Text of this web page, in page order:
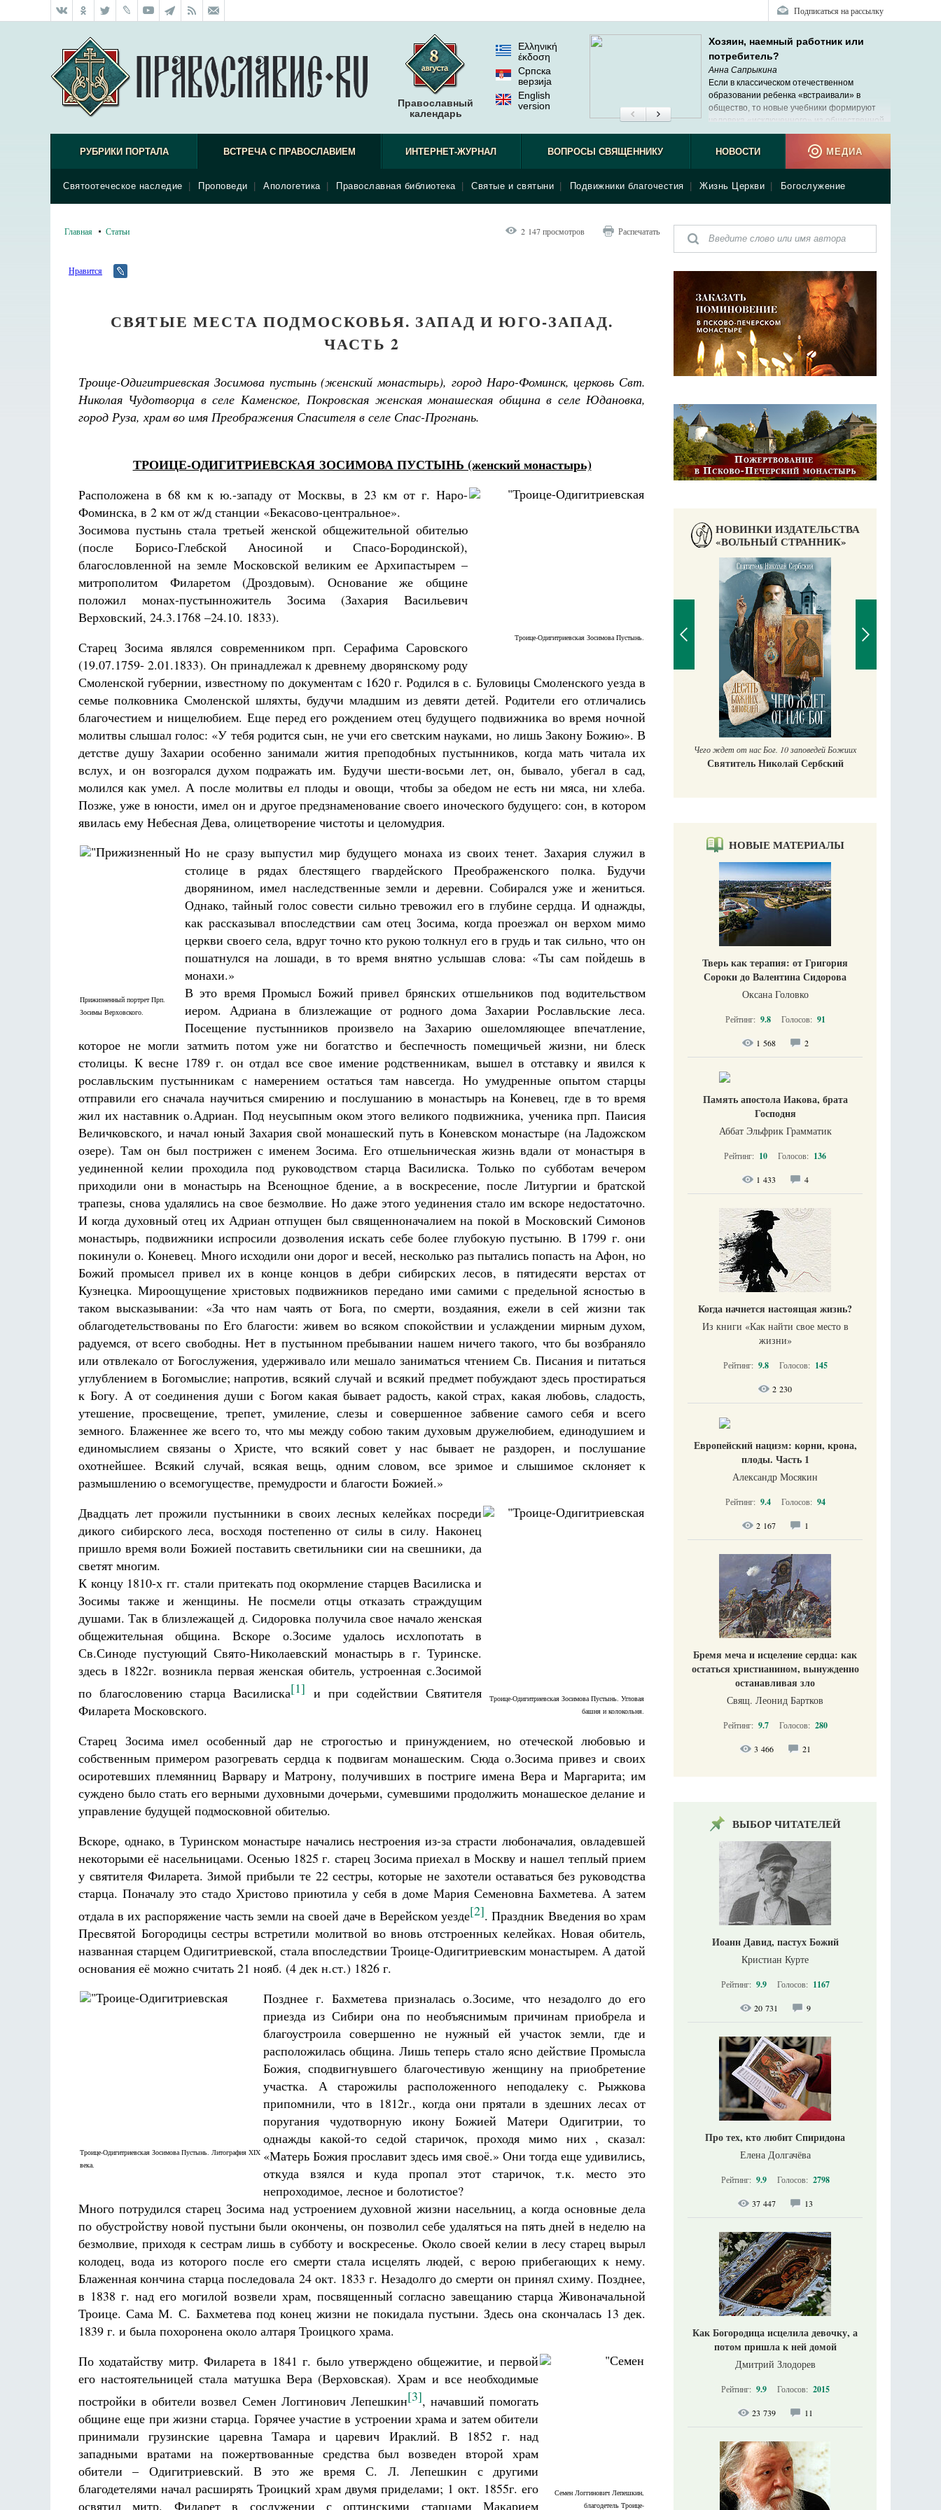
Подписаться на рассылку
Православный
календарь
Ελληνική
έκδοση
Српска
верзиjа
English
version
Хозяин, наемный работник или
потребитель?
Анна Сапрыкина
Если в классическом отечественном
образовании ребенка «встраивали» в
общество, то новые учебники формируют
человека «исключенного» из общественной,
реальной жизни.
РУБРИКИ ПОРТАЛА ВСТРЕЧА С ПРАВОСЛАВИЕМ
Святоотеческое наследие Проповеди Апологетика Православная библиотека Святые и святыни Подвижники благочестия Жизнь Церкви Богослужение
ИНТЕРНЕТ-ЖУРНАЛ ВОПРОСЫ СВЯЩЕННИКУ НОВОСТИ МЕДИА
Главная Статьи 2 147 просмотров Распечатать
Нравится
СВЯТЫЕ МЕСТА ПОДМОСКОВЬЯ. ЗАПАД И ЮГО-ЗАПАД.
ЧАСТЬ 2
Троице-Одигитриевская Зосимова пустынь (женский монастырь), город Наро-Фоминск, церковь Свт.
Николая Чудотворца в селе Каменское, Покровская женская монашеская община в селе Юдановка,
город Руза, храм во имя Преображения Спасителя в селе Спас-Прогнань.
ТРОИЦЕ-ОДИГИТРИЕВСКАЯ ЗОСИМОВА ПУСТЫНЬ (женский монастырь)
Троице-Одигитриевская Зосимова Пустынь.
Расположена в 68 км к ю.-западу от Москвы, в 23 км от г. Наро-
Фоминска, в 2 км от ж/д станции «Бекасово-центральное».
Зосимова пустынь стала третьей женской общежительной обителью
(после Борисо-Глебской Аносиной и Спасо-Бородинской),
благословленной на земле Московской великим ее Архипастырем –
митрополитом Филаретом (Дроздовым). Основание же общине
положил монах-пустынножитель Зосима (Захария Васильевич
Верховский, 24.3.1768 –24.10. 1833).
Старец Зосима являлся современником прп. Серафима Саровского
(19.07.1759- 2.01.1833). Он принадлежал к древнему дворянскому роду
Смоленской губернии, известному по документам с 1620 г. Родился в с. Буловицы Смоленского уезда в
семье полковника Смоленской шляхты, будучи младшим из девяти детей. Родители его отличались
благочестием и нищелюбием. Еще перед его рождением отец будущего подвижника во время ночной
молитвы слышал голос: «У тебя родится сын, не учи его светским науками, но лишь Закону Божию». В
детстве душу Захарии особенно занимали жития преподобных пустынников, когда мать читала их
вслух, и он возгорался духом подражать им. Будучи шести-восьми лет, он, бывало, убегал в сад,
молился как умел. А после молитвы ел плоды и овощи, чтобы за обедом не есть ни мяса, ни хлеба.
Позже, уже в юности, имел он и другое предзнаменование своего иноческого будущего: сон, в котором
явилась ему Небесная Дева, олицетворение чистоты и целомудрия.
Прижизненный портрет Прп.
Зосимы Верховского.
Но не сразу выпустил мир будущего монаха из своих тенет. Захария служил в
столице в рядах блестящего гвардейского Преображенского полка. Будучи
дворянином, имел наследственные земли и деревни. Собирался уже и жениться.
Однако, тайный голос совести сильно тревожил его в глубине сердца. И однажды,
как рассказывал впоследствии сам отец Зосима, когда проезжал он верхом мимо
церкви своего села, вдруг точно кто рукою толкнул его в грудь и так сильно, что он
пошатнулся на лошади, в то время внятно услышав слова: «Ты сам пойдешь в
монахи.»
В это время Промысл Божий привел брянских отшельников под водительством
иером. Адриана в близлежащие от родного дома Захарии Рославльские леса.
Посещение пустынников произвело на Захарию ошеломляющее впечатление,
которое не могли затмить потом уже ни богатство и беспечность помещичьей жизни, ни блеск
столицы. К весне 1789 г. он отдал все свое имение родственникам, вышел в отставку и явился к
рославльским пустынникам с намерением остаться там навсегда. Но умудренные опытом старцы
отправили его сначала научиться смирению и послушанию в монастырь на Коневец, где в то время
жил их наставник о.Адриан. Под неусыпным оком этого великого подвижника, ученика прп. Паисия
Величковского, и начал юный Захария свой монашеский путь в Коневском монастыре (на Ладожском
озере). Там он был пострижен с именем Зосима. Его отшельническая жизнь вдали от монастыря в
уединенной келии проходила под руководством старца Василиска. Только по субботам вечером
приходили они в монастырь на Всенощное бдение, а в воскресение, после Литургии и братской
трапезы, снова удалялись на свое безмолвие. Но даже этого уединения стало им вскоре недостаточно.
И когда духовный отец их Адриан отпущен был священноначалием на покой в Московский Симонов
монастырь, подвижники испросили дозволения искать себе более глубокую пустыню. В 1799 г. они
покинули о. Коневец. Много исходили они дорог и весей, несколько раз пытались попасть на Афон, но
Божий промысел привел их в конце концов в дебри сибирских лесов, в пятидесяти верстах от
Кузнецка. Мироощущение христовых подвижников передано ими самими с предельной ясностью в
таком высказывании: «За что нам чаять от Бога, по смерти, воздаяния, ежели в сей жизни так
облагодетельствованы по Его благости: живем во всяком спокойствии и услаждении мирным духом,
радуемся, от всего свободны. Нет в пустынном пребывании нашем ничего такого, что бы возбраняло
или отвлекало от Богослужения, удерживало или мешало заниматься чтением Св. Писания и питаться
углублением в Богомыслие; напротив, всякий случай и всякий предмет побуждают здесь простираться
к Богу. А от соединения души с Богом какая бывает радость, какой страх, какая любовь, сладость,
утешение, просвещение, трепет, умиление, слезы и совершенное забвение самого себя и всего
земного. Блаженнее же всего то, что мы между собою таким духовым дружелюбием, единодушием и
единомыслием связаны о Христе, что всякий совет у нас бывает не раздорен, и послушание
охотнейшее. Всякий случай, всякая вещь, одним словом, все зримое и слышимое склоняет к
размышлению о всемогуществе, премудрости и благости Божией.»
Троице-Одигитриевская Зосимова Пустынь. Угловая
башня и колокольня.
Двадцать лет прожили пустынники в своих лесных келейках посреди
дикого сибирского леса, восходя постепенно от силы в силу. Наконец
пришло время воли Божией поставить светильники сии на свешники, да
светят многим.
К концу 1810-х гг. стали притекать под окормление старцев Василиска и
Зосимы также и женщины. Не посмели отцы отказать страждущим
душами. Так в близлежащей д. Сидоровка получила свое начало женская
общежительная община. Вскоре о.Зосиме удалось исхлопотать в
Св.Синоде пустующий Свято-Николаевский монастырь в г. Туринске.
здесь в 1822г. возникла первая женская обитель, устроенная с.Зосимой
по благословению старца Василиска[1] и при содействии Святителя
Филарета Московского.
Старец Зосима имел особенный дар не строгостью и принуждением, но отеческой любовью и
собственным примером разогревать сердца к подвигам монашеским. Сюда о.Зосима привез и своих
осиротевших племянниц Варвару и Матрону, получивших в постриге имена Вера и Маргарита; им
суждено было стать его верными духовными дочерьми, сумевшими продолжить монашеское делание и
управление будущей подмосковной обителью.
Вскоре, однако, в Туринском монастыре начались нестроения из-за страсти любоначалия, овладевшей
некоторыми её насельницами. Осенью 1825 г. старец Зосима приехал в Москву и нашел теплый прием
у святителя Филарета. Зимой прибыли те 22 сестры, которые не захотели оставаться без руководства
старца. Поначалу это стадо Христово приютила у себя в доме Мария Семеновна Бахметева. А затем
отдала в их распоряжение часть земли на своей даче в Верейском уезде[2]. Праздник Введения во храм
Пресвятой Богородицы сестры встретили молитвой во вновь отстроенных келейках. Новая обитель,
названная старцем Одигитриевской, стала впоследствии Троице-Одигитриевским монастырем. А датой
основания её можно считать 21 нояб. (4 дек н.ст.) 1826 г.
Троице-Одигитриевская Зосимова Пустынь. Литография XIX
века.
Позднее г. Бахметева призналась о.Зосиме, что незадолго до его
приезда из Сибири она по необъяснимым причинам приобрела и
благоустроила совершенно не нужный ей участок земли, где и
расположилась община. Лишь теперь стало ясно действие Промысла
Божия, сподвигнувшего благочестивую женщину на приобретение
участка. А старожилы расположенного неподалеку с. Рыжкова
припомнили, что в 1812г., когда они прятали в здешних лесах от
поругания чудотворную икону Божией Матери Одигитрии, то
однажды какой-то седой старичок, проходя мимо них , сказал:
«Матерь Божия прославит здесь имя своё.» Они тогда еще удивились,
откуда взялся и куда пропал этот старичок, т.к. место это
непроходимое, лесное и болотистое?
Много потрудился старец Зосима над устроением духовной жизни насельниц, а когда основные дела
по обустройству новой пустыни были окончены, он позволил себе удаляться на пять дней в неделю на
безмолвие, приходя к сестрам лишь в субботу и воскресенье. Около своей келии в лесу старец вырыл
колодец, вода из которого после его смерти стала исцелять людей, с верою прибегающих к нему.
Блаженная кончина старца последовала 24 окт. 1833 г. Незадолго до смерти он принял схиму. Позднее,
в 1838 г. над его могилой возвели храм, посвященный согласно завещанию старца Живоначальной
Троице. Сама М. С. Бахметева под конец жизни не покидала пустыни. Здесь она скончалась 13 дек.
1839 г. и была похоронена около алтаря Троицкого храма.
Семен Логгинович Лепешкин,
благодетель Троице-
По ходатайству митр. Филарета в 1841 г. было утверждено общежитие, и первой
его настоятельницей стала матушка Вера (Верховская). Храм и все необходимые
постройки в обители возвел Семен Логгинович Лепешкин[3], начавший помогать
общине еще при жизни старца. Горячее участие в устроении храма и затем обители
принимали грузинские царевна Тамара и царевич Ираклий. В 1852 г. над
западными вратами на пожертвованные средства был возведен второй храм
обители – Одигитриевский. В это же время С. Л. Лепешкин с другими
благодетелями начал расширять Троицкий храм двумя приделами; 1 окт. 1855г. его
освятил митр. Филарет в сослужении с оптинскими старцами Макарием
НОВИНКИ ИЗДАТЕЛЬСТВА
«ВОЛЬНЫЙ СТРАННИК»
Разлуки не будет
Фредерика де Грааф Как найти своё место в жизни
Кирилл Мурышев
Великомученик Георгий Победоносец. Научись у
святого
Роман Котов Чего ждет от нас Бог. 10 заповедей Божиих
Святитель Николай Сербский
НОВЫЕ МАТЕРИАЛЫ
Тверь как терапия: от Григория
Сороки до Валентина Сидорова
Оксана Головко
Рейтинг: 9.8 Голосов: 91
1 568 2
Память апостола Иакова, брата
Господня
Аббат Эльфрик Грамматик
Рейтинг: 10 Голосов: 136
1 433 4
Когда начнется настоящая жизнь?
Из книги «Как найти свое место в
жизни​»
Рейтинг: 9.8 Голосов: 145
2 230
Европейский нацизм: корни, крона,
плоды. Часть 1
Александр Мосякин
Рейтинг: 9.4 Голосов: 94
2 167 1
Бремя меча и исцеление сердца: как
остаться христианином, вынужденно
останавливая зло
Свящ. Леонид Бартков
Рейтинг: 9.7 Голосов: 280
3 466 21
ВЫБОР ЧИТАТЕЛЕЙ
Иоанн Давид, пастух Божий
Кристиан Курте
Рейтинг: 9.9 Голосов: 1167
20 731 9
Про тех, кто любит Спиридона
Елена Долгачёва
Рейтинг: 9.9 Голосов: 2798
37 447 13
Как Богородица исцелила девочку, а
потом пришла к ней домой
Дмитрий Злодорев
Рейтинг: 9.9 Голосов: 2015
23 739 11